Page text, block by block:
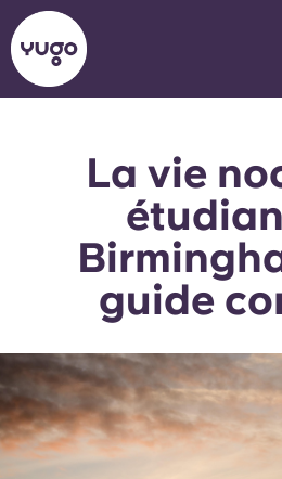
À propos
Compte
English (GB)
English (US)
Chinese
La vie
guide